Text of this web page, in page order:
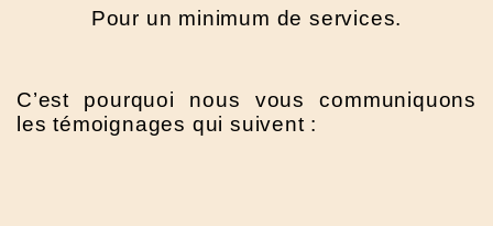
Pour un minimum de services.
C’est pourquoi nous vous communiquons
les témoignages qui suivent :